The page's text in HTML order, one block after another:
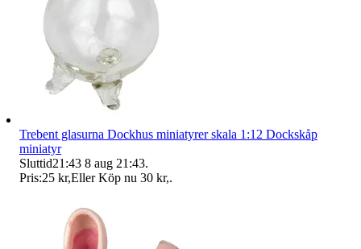
Trebent glasurna Dockhus miniatyrer skala 1:12 Dockskåp
miniatyr
Sluttid21:43 8 aug 21:43.
Pris:25 kr,Eller Köp nu 30 kr,.